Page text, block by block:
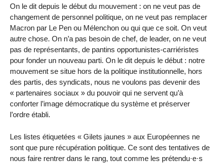
On le dit depuis le début du mouvement : on ne veut pas de
changement de personnel politique, on ne veut pas remplacer
Macron par Le Pen ou Mélenchon ou qui que ce soit. On veut
autre chose. On n’a pas besoin de chef, de leader, on ne veut
pas de représentants, de pantins opportunistes-carriéristes
pour fonder un nouveau parti. On le dit depuis le début : notre
mouvement se situe hors de la politique institutionnelle, hors
des partis, des syndicats, nous ne voulons pas devenir des
« partenaires sociaux » du pouvoir qui ne servent qu’à
conforter l’image démocratique du système et préserver
l’ordre établi.
Les listes étiquetées « Gilets jaunes » aux Européennes ne
sont que pure récupération politique. Ce sont des tentatives de
nous faire rentrer dans le rang, tout comme les prétendu·e·s